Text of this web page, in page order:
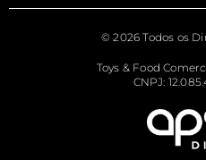
© 2026 Todos os
Toys & Food
CNPJ: